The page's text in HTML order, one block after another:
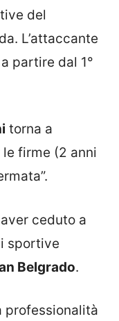
del
L’attaccante
partire dal 1°
torna a
firme (2 anni
ceduto a
sportive
Belgrado.
professionalità